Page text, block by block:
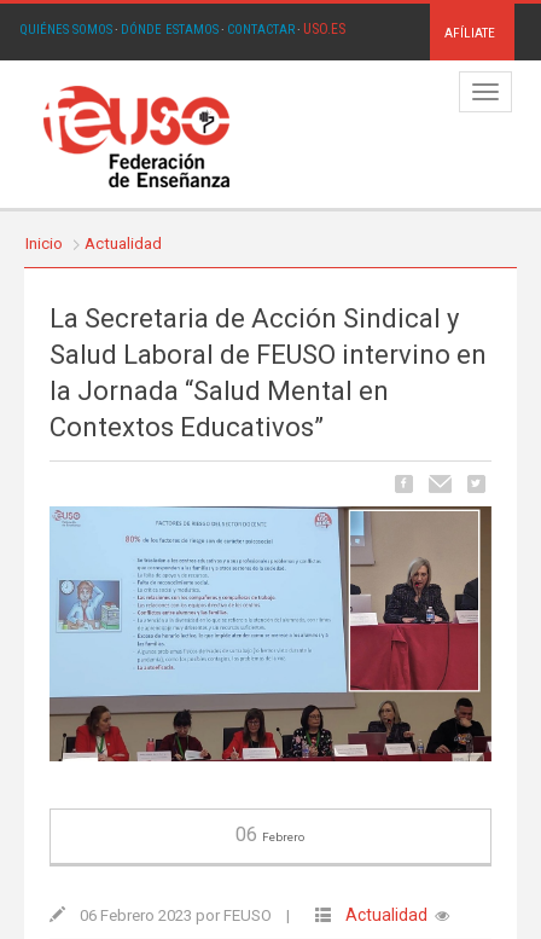
QUIÉNES SOMOS· DÓNDE ESTAMOS· CONTACTAR· USO.ES AFÍLIATE
Menú
Inicio Actualidad
La Secretaria de Acción Sindical y
Salud Laboral de FEUSO intervino en
la Jornada “Salud Mental en
Contextos Educativos”
06 Febrero
06 Febrero 2023 por FEUSO | Actualidad